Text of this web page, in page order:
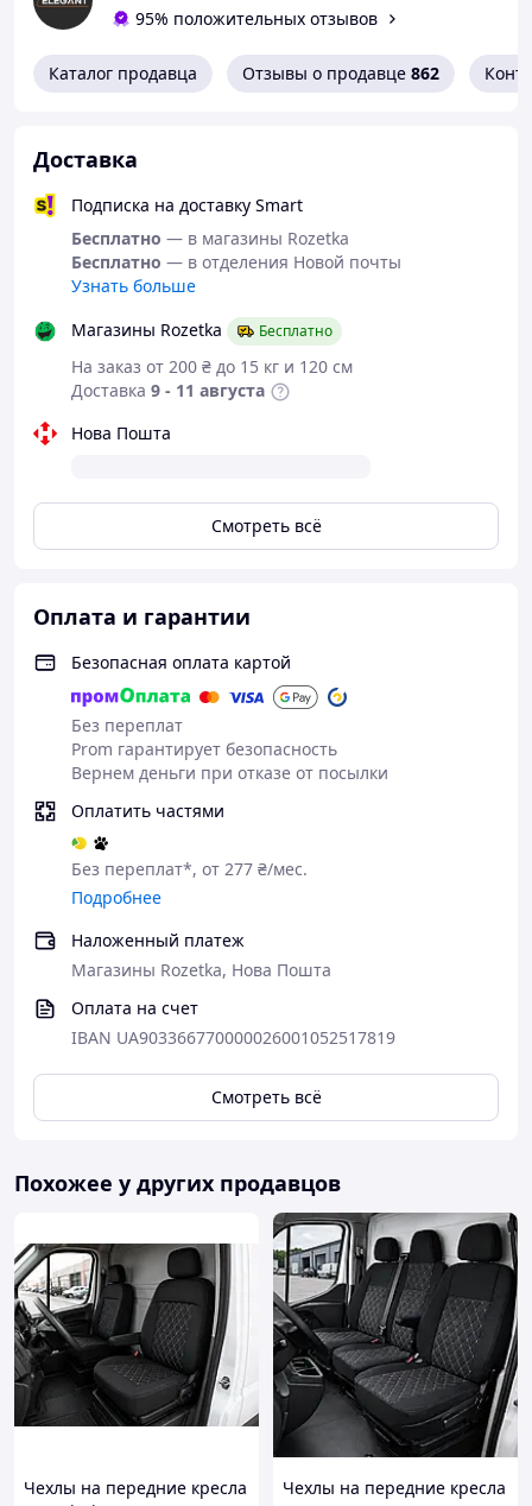
95% положительных отзывов
Каталог продавца Отзывы о продавце 862
Доставка
Подписка на доставку Smart
Бесплатно — в магазины Rozetka
Бесплатно — в отделения Новой почты
Узнать больше
Магазины Rozetka
Бесплатно
На заказ от 200 ₴ до 15 кг и 120 см
Доставка 9 - 11 августа
Нова Пошта
Смотреть всё
Оплата и гарантии
Безопасная оплата картой
Без переплат
Prom гарантирует безопасность
Вернем деньги при отказе от посылки
Оплатить частями
Без переплат*, от 277 ₴/мес.
Подробнее
Наложенный платеж
Магазины Rozetka, Нова Пошта
Оплата на счет
IBAN UA903366770000026001052517819
Смотреть всё
Похожее у других продавцов
Чехлы на передние кресла
Чехлы на передние кресла